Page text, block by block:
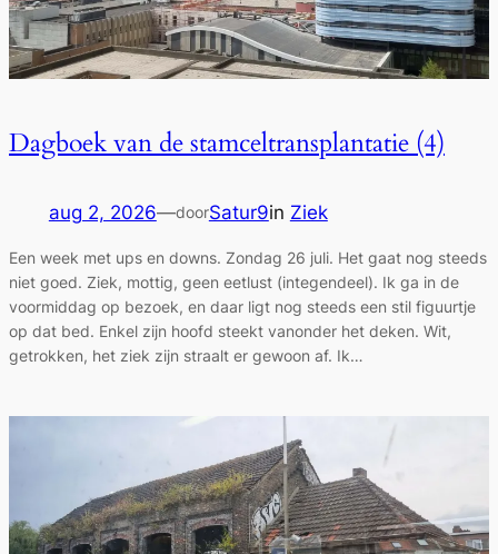
Dagboek van de stamceltransplantatie (4)
aug 2, 2026—doorSatur9in Ziek
Een week met ups en downs. Zondag 26 juli. Het gaat nog steeds
niet goed. Ziek, mottig, geen eetlust (integendeel). Ik ga in de
voormiddag op bezoek, en daar ligt nog steeds een stil figuurtje
op dat bed. Enkel zijn hoofd steekt vanonder het deken. Wit,
getrokken, het ziek zijn straalt er gewoon af. Ik…